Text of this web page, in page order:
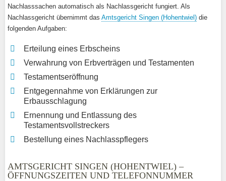
Nachlasssachen automatisch als Nachlassgericht fungiert. Als
Nachlassgericht übernimmt das Amtsgericht Singen (Hohentwiel) die
folgenden Aufgaben:
Erteilung eines Erbscheins
Verwahrung von Erbverträgen und Testamenten
Testamentseröffnung
Entgegennahme von Erklärungen zur
Erbausschlagung
Ernennung und Entlassung des
Testamentsvollstreckers
Bestellung eines Nachlasspflegers
AMTSGERICHT SINGEN (HOHENTWIEL) –
ÖFFNUNGSZEITEN UND TELEFONNUMMER